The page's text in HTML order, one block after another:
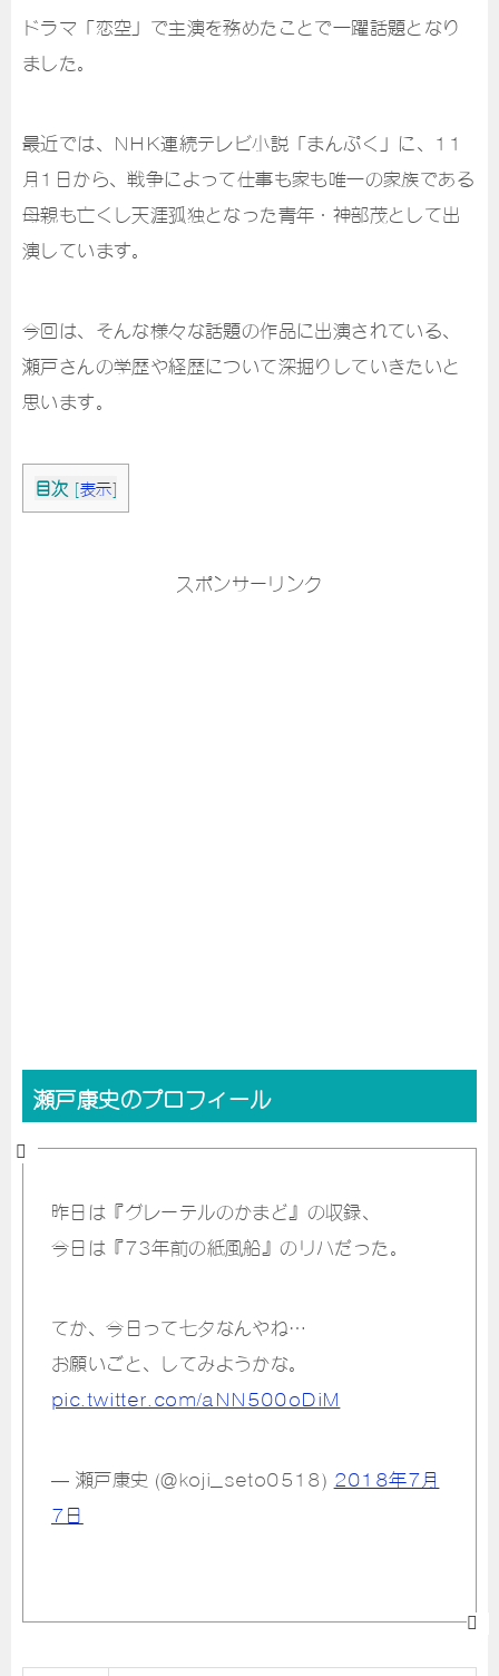
ドラマ「恋空」で主演を務めたことで一躍話題となり
ました。
最近では、NHK連続テレビ小説「まんぷく」に、11
月1日から、戦争によって仕事も家も唯一の家族である
母親も亡くし天涯孤独となった青年・神部茂として出
演しています。
今回は、そんな様々な話題の作品に出演されている、
瀬戸さんの学歴や経歴について深掘りしていきたいと
思います。
目次 [表示]
スポンサーリンク
瀬戸康史のプロフィール
昨日は『グレーテルのかまど』の収録、
今日は『73年前の紙風船』のリハだった。
てか、今日って七夕なんやね…
お願いごと、してみようかな。
pic.twitter.com/aNN500oDiM
— 瀬戸康史 (@koji_seto0518) 2018年7月
7日